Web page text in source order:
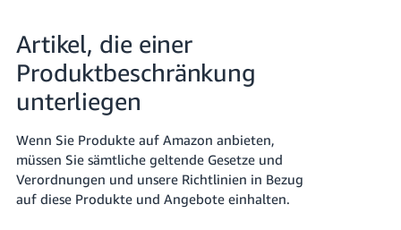
- TR
Deutsch
- DE
Español
- ES
Français
Anmelden
Artikel, die einer
Produktbeschränkung
unterliegen
Wenn Sie Produkte auf Amazon anbieten,
müssen Sie sämtliche geltende Gesetze und
Verordnungen und unsere Richtlinien in Bezug
auf diese Produkte und Angebote einhalten.